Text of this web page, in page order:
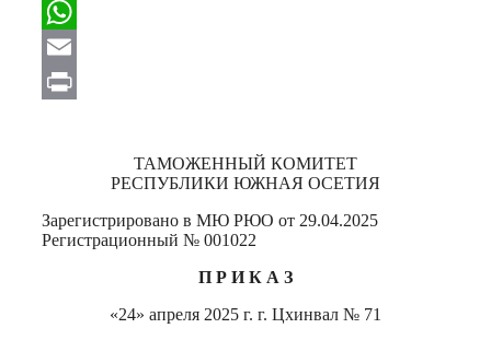
Facebook
WhatsApp
Email
ТАМОЖЕННЫЙ КОМИТЕТ
РЕСПУБЛИКИ ЮЖНАЯ ОСЕТИЯ
Зарегистрировано в МЮ РЮО от 29.04.2025
Регистрационный № 001022
П Р И К А З
«24» апреля 2025 г. г. Цхинвал № 71